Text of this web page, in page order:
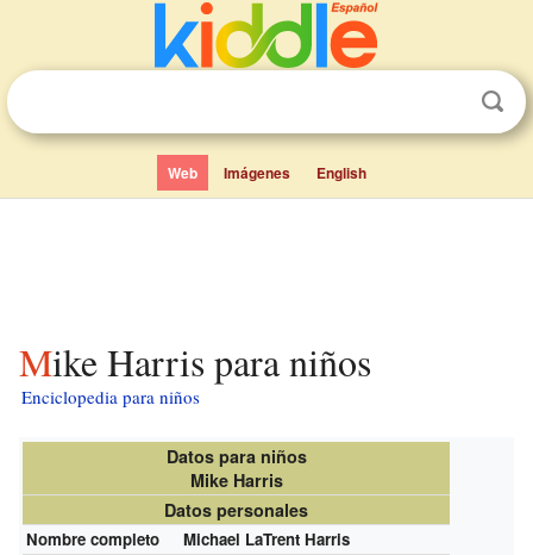
Web Imágenes English
Mike Harris para niños
Enciclopedia para niños
Datos para niños
Mike Harris
Datos personales
Nombre completo
Michael LaTrent Harris